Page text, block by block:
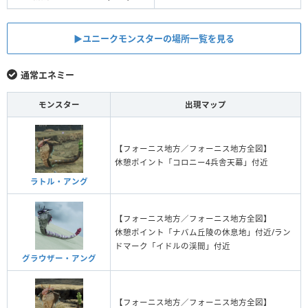
▶︎ユニークモンスターの場所一覧を見る
通常エネミー
モンスター 出現マップ
ラトル・アング
【フォーニス地方／フォーニス地方全図】
休憩ポイント「コロニー4兵舎天幕」付近
グラウザー・アング
【フォーニス地方／フォーニス地方全図】
休憩ポイント「ナバム丘陵の休息地」付近/ラン
ドマーク「イドルの渓間」付近
【フォーニス地方／フォーニス地方全図】